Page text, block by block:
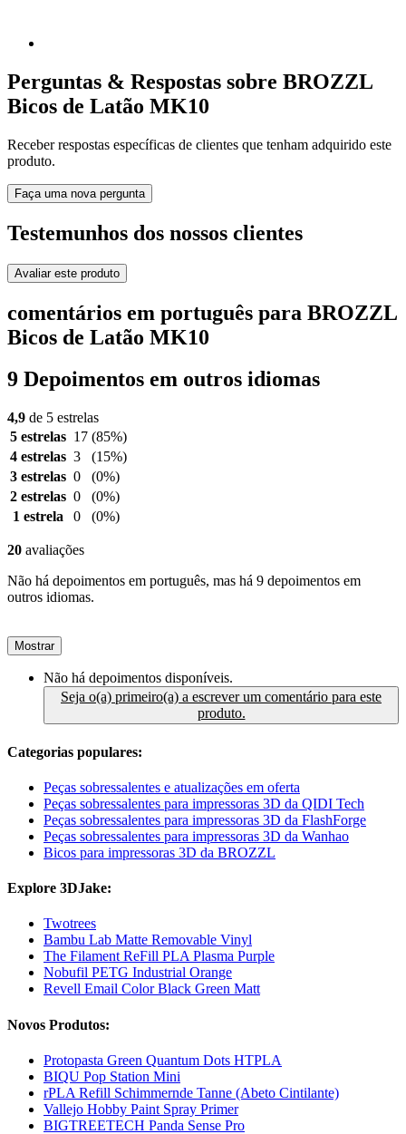
Perguntas & Respostas sobre BROZZL
Bicos de Latão MK10
Receber respostas específicas de clientes que tenham adquirido este
produto.
Faça uma nova pergunta
Testemunhos dos nossos clientes
Avaliar este produto
comentários em português para BROZZL
Bicos de Latão MK10
9 Depoimentos em outros idiomas
4,9 de 5 estrelas
5 estrelas 17 (85%)
4 estrelas 3
(15%)
3 estrelas 0
(0%)
2 estrelas 0
(0%)
1 estrela
0 (0%)
20 avaliações
Não há depoimentos em português, mas há 9 depoimentos em
outros idiomas.
Mostrar
Não há depoimentos disponíveis.
Seja o(a) primeiro(a) a escrever um comentário para este
produto.
Categorias populares:
Peças sobressalentes e atualizações em oferta
Peças sobressalentes para impressoras 3D da QIDI Tech
Peças sobressalentes para impressoras 3D da FlashForge
Peças sobressalentes para impressoras 3D da Wanhao
Bicos para impressoras 3D da BROZZL
Explore 3DJake:
Twotrees
Bambu Lab Matte Removable Vinyl
The Filament ReFill PLA Plasma Purple
Nobufil PETG Industrial Orange
Revell Email Color Black Green Matt
Novos Produtos:
Protopasta Green Quantum Dots HTPLA
BIQU Pop Station Mini
rPLA Refill Schimmernde Tanne (Abeto Cintilante)
Vallejo Hobby Paint Spray Primer
BIGTREETECH Panda Sense Pro